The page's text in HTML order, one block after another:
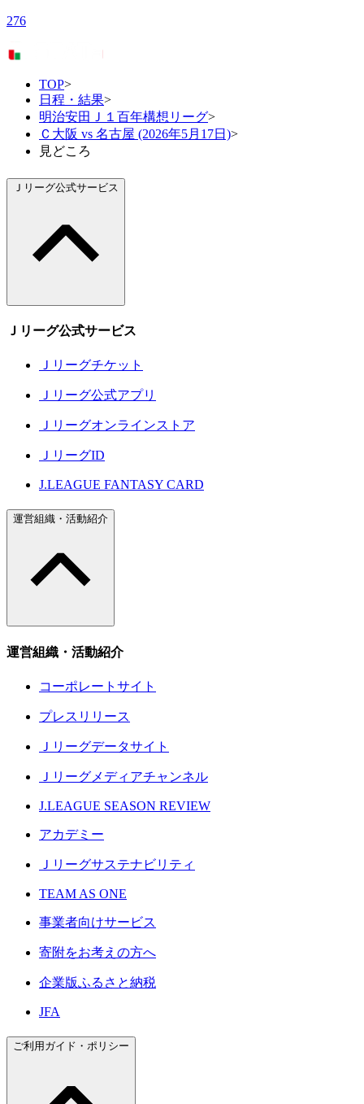
276
TOP>
日程・結果>
明治安田Ｊ１百年構想リーグ>
Ｃ大阪 vs 名古屋 (2026年5月17日)>
見どころ
Ｊリーグ公式サービス
Ｊリーグ公式サービス
Ｊリーグチケット
Ｊリーグ公式アプリ
Ｊリーグオンラインストア
ＪリーグID
J.LEAGUE FANTASY CARD
運営組織・活動紹介
運営組織・活動紹介
コーポレートサイト
プレスリリース
Ｊリーグデータサイト
Ｊリーグメディアチャンネル
J.LEAGUE SEASON REVIEW
アカデミー
Ｊリーグサステナビリティ
TEAM AS ONE
事業者向けサービス
寄附をお考えの方へ
企業版ふるさと納税
JFA
ご利用ガイド・ポリシー